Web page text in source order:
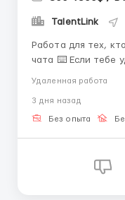
TalentLink
Работа для тех,
чата ⌨️ Если тебе удобнее переписываться, чем
Помогать
шаблоны, и
Удаленная работа
3 дня назад
Без опыта